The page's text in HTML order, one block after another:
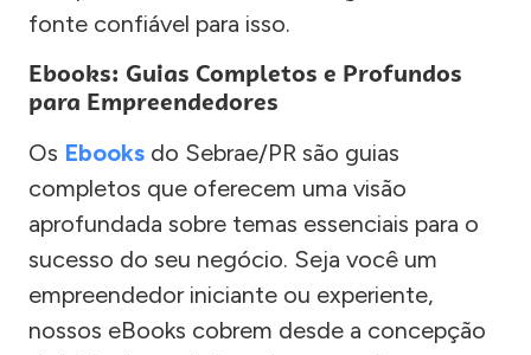
fonte confiável para isso.
Ebooks: Guias Completos e Profundos
para Empreendedores
Os Ebooks do Sebrae/PR são guias
completos que oferecem uma visão
aprofundada sobre temas essenciais para o
sucesso do seu negócio. Seja você um
empreendedor iniciante ou experiente,
nossos eBooks cobrem desde a concepção